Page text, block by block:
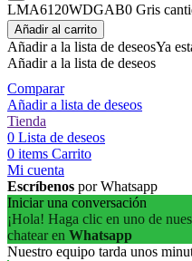
LMA6120WDGAB0 Gris
Añadir al carrito
Añadir a la lista de deseosYa
Añadir a la lista de deseos
Comparar
Añadir a lista de deseos
Tienda
0 Lista de deseos
0 items Carrito
Mi cuenta
Escríbenos por Whatsapp
Iniciar una conversación
¡Hola! Haga clic en uno de
chatear en Whatsapp
Nuestro equipo tarda unos